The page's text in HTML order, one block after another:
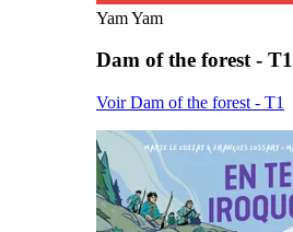
Yam Yam
Dam of the forest - T1
Voir Dam of the forest - T1